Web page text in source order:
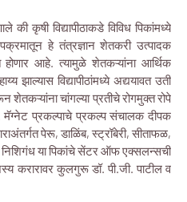
की कृषी विद्यापीठाकडे विविध पिकांमध्ये
हे तंत्रज्ञान शेतकरी उत्पादक
होणार आहे. त्यामुळे शेतकऱ्यांना आर्थिक
झाल्यास विद्यापीठांमध्ये अद्ययावत उती
शेतकऱ्यांना चांगल्या प्रतीचे रोगमुक्त रोपे
मॅग्नेट प्रकल्पाचे प्रकल्प संचालक दीपक
पेरू, डाळिंब, स्ट्रॉबेरी, सीताफळ,
निशिगंध या पिकांचे सेंटर ऑफ एक्सलन्सची
करारावर कुलगुरू डॉ. पी.जी. पाटील व